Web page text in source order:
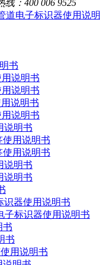
：400 006 9525
道电子标识器使用说
书
说明书
说明书
说明书
说明书
说明书
使用说明书
使用说明书
说明书
说明书
识器使用说明书
子标识器使用说明书
书
书
用说明书